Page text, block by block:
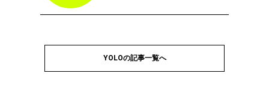
YOLOの記事一覧へ